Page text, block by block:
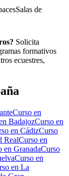
Salas de
Solicita
formativos
ecuestres,
Curso en
BadajozCurso en
en CádizCurso
RealCurso en
en GranadaCurso
Curso en
en La